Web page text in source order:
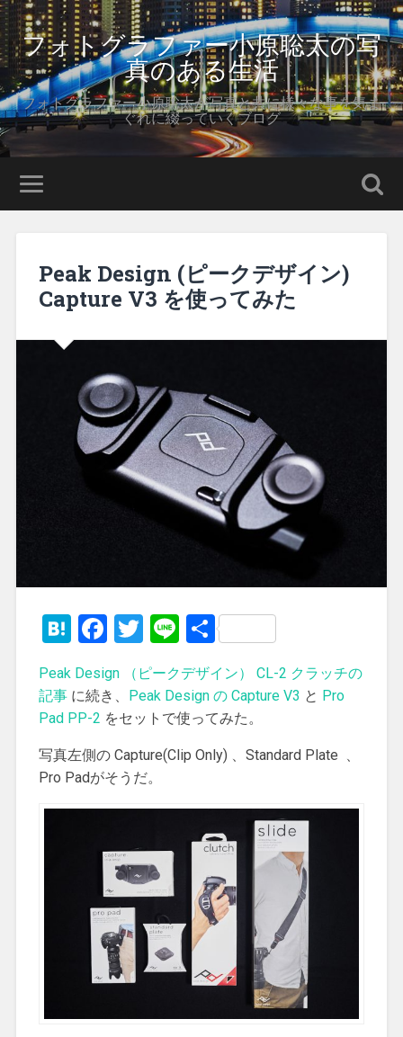
フォトグラファー小原聡太の写
真のある生活
フォトグラファー小原聡太が写真と共に様々な事を気ま
ぐれに綴っていくブログ
Peak Design (ピークデザイン)
Capture V3 を使ってみた
Hatena
Facebook
Twitter
Line共
Peak Design （ピークデザイン） CL-2 クラッチの
記事に続き、 Peak Design の Capture V3 と Pro
Pad PP-2 をセットで使ってみた。
写真左側の Capture(Clip Only) 、Standard Plate 、
Pro Padがそうだ。